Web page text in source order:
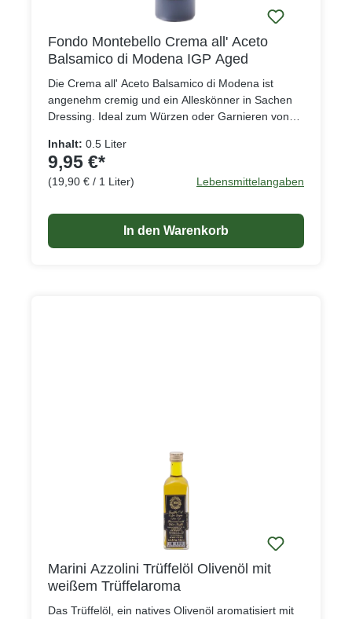
Fondo Montebello Crema all' Aceto
Balsamico di Modena IGP Aged
Die Crema all' Aceto Balsamico di Modena ist
angenehm cremig und ein Alleskönner in Sachen
Dressing. Ideal zum Würzen oder Garnieren von
Geschmacks.
Inhalt: 0.5 Liter
9,95 €*
(19,90 € / 1 Liter) Lebensmittelangaben
In den Warenkorb
Marini Azzolini Trüffelöl Olivenöl mit
weißem Trüffelaroma
Das Trüffelöl, ein natives Olivenöl aromatisiert mit